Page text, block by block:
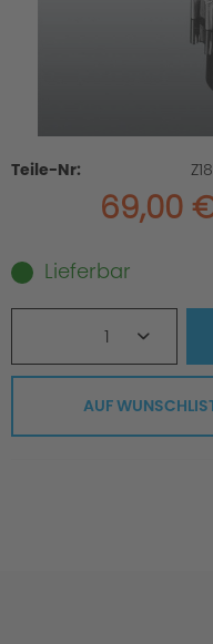
Teile-Nr:
69,00
Lieferbar
1
AUF